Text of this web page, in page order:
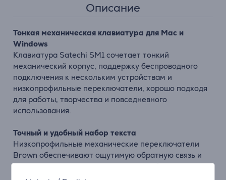
Описание
Тонкая механическая клавиатура для Mac и
Windows
Клавиатура Satechi SM1 сочетает тонкий
механический корпус, поддержку беспроводного
подключения к нескольким устройствам и
низкопрофильные переключатели, хорошо подходя
для работы, творчества и повседневного
использования.
Точный и удобный набор текста
Низкопрофильные механические переключатели
Brown обеспечивают ощутимую обратную связь и
плавное нажатие клавиш, помогая добиваться
быстрого и точного ввода текста.